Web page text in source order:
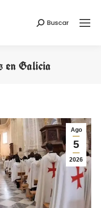
Buscar:
Buscar
en Galicia
Ago
5
2026